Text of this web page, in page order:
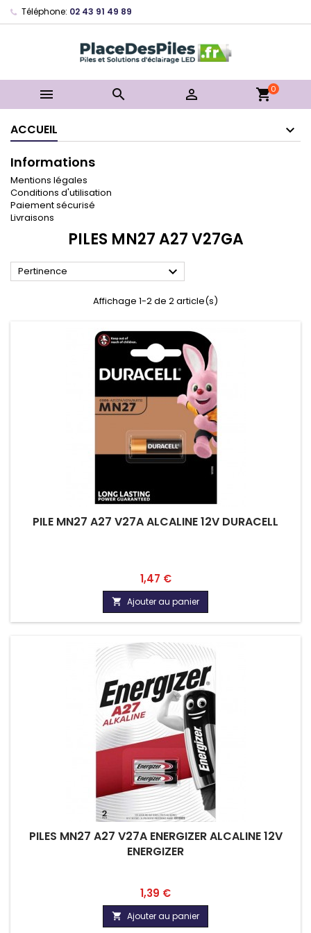
Téléphone: 02 43 91 49 89
   shopping_cart0
ACCUEIL
Informations
Mentions légales
Conditions d'utilisation
Paiement sécurisé
Livraisons
PILES MN27 A27 V27GA
Pertinence 
Affichage 1-2 de 2 article(s)
PILE MN27 A27 V27A ALCALINE 12V DURACELL
Prix
1,47 €
 Ajouter au panier
PILES MN27 A27 V27A ENERGIZER ALCALINE 12V
ENERGIZER
Prix
1,39 €
 Ajouter au panier